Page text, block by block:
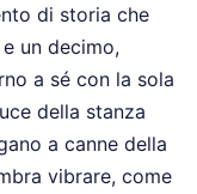
di storia che
un decimo,
a sé con la sola
della stanza
a canne della
vibrare, come